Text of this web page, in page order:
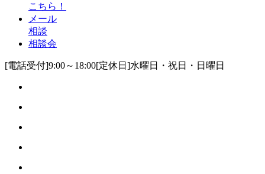
こちら！
メール
相談
相談会
[電話受付]9:00～18:00[定休日]水曜日・祝日・日曜日